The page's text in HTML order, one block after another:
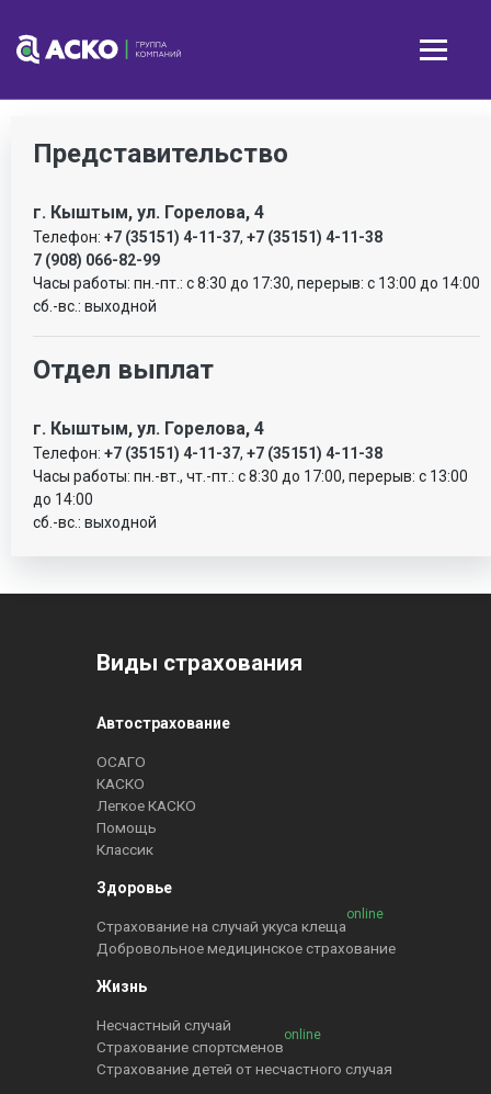
Представительство
г. Кыштым, ул. Горелова, 4
Телефон: +7 (35151) 4-11-37, +7 (35151) 4-11-38
7 (908) 066-82-99
Часы работы: пн.-пт.: с 8:30 до 17:30, перерыв: c 13:00 до 14:00
сб.-вс.: выходной
Отдел выплат
г. Кыштым, ул. Горелова, 4
Телефон: +7 (35151) 4-11-37, +7 (35151) 4-11-38
Часы работы: пн.-вт., чт.-пт.: с 8:30 до 17:00, перерыв: с 13:00
до 14:00
сб.-вс.: выходной
Виды страхования
Автострахование
ОСАГО
КАСКО
Легкое КАСКО
Помощь
Классик
Здоровье
Страхование на случай укуса клеща
online
Добровольное медицинское страхование
Жизнь
Несчастный случай
Страхование спортсменов
online
Страхование детей от несчастного случая